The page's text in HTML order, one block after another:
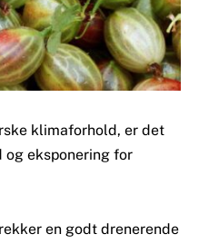
klimaforhold, er det
eksponering for
en godt drenerende